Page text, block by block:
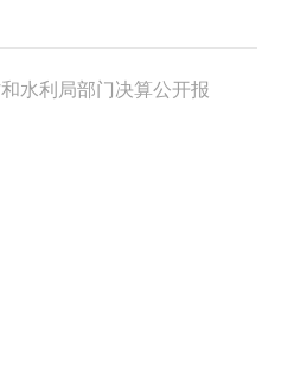
水利局部门决算公开报